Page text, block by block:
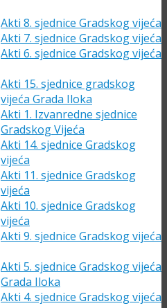
Akti 8. sjednice Gradskog vijeća
Akti 7. sjednice Gradskog vijeća
Akti 6. sjednice Gradskog vijeća
Akti 15. sjednice gradskog
vijeća Grada Iloka
Akti 1. Izvanredne sjednice
Gradskog Vijeća
Akti 14. sjednice Gradskog
vijeća
Akti 11. sjednice Gradskog
vijeća
Akti 10. sjednice Gradskog
vijeća
Akti 9. sjednice Gradskog vijeća
Akti 5. sjednice Gradskog vijeća
Grada Iloka
Akti 4. sjednice Gradskog vijeća